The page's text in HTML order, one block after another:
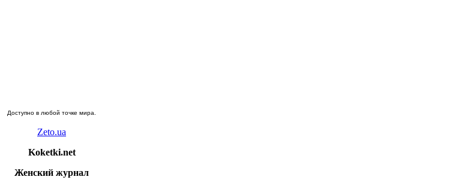
Доступно в любой точке мира.
Zeto.ua
Koketki.net
Женский журнал